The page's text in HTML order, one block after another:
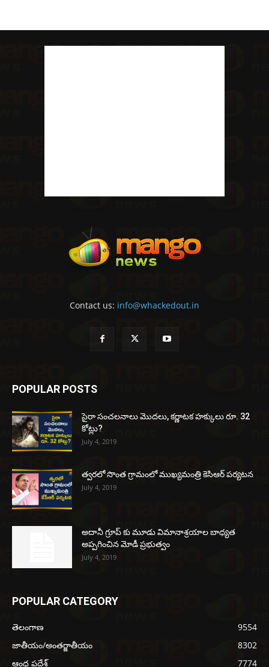
Contact us: info@whackedout.in
POPULAR POSTS
సైరా సంచలనాలు మొదలు, కర్ణాటక హక్కులు రూ. 32
కోట్లు?
July 4, 2019
త్వరలో సొంత గ్రామంలో ముఖ్యమంత్రి కెసిఆర్ పర్యటన
July 4, 2019
అదానీ గ్రూప్ కు మూడు విమానాశ్రయాల బాధ్యత
అప్పగించిన మోడీ ప్రభుత్వం
July 4, 2019
POPULAR CATEGORY
తెలంగాణ
9554
జాతీయం/అంతర్జాతీయం
8302
ఆంధ్ర ప్రదేశ్
7774